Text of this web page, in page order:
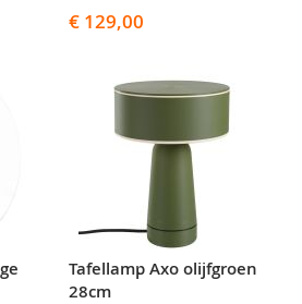
€ 129,00
Tafellamp Axo olijfgroen
28cm